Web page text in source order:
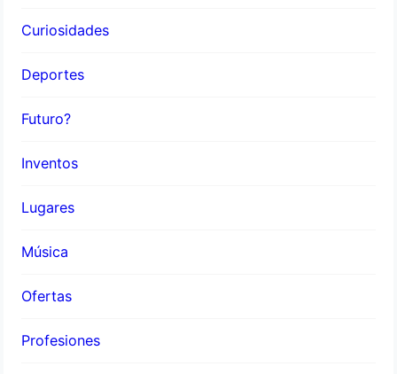
Curiosidades
Deportes
Futuro?
Inventos
Lugares
Música
Ofertas
Profesiones